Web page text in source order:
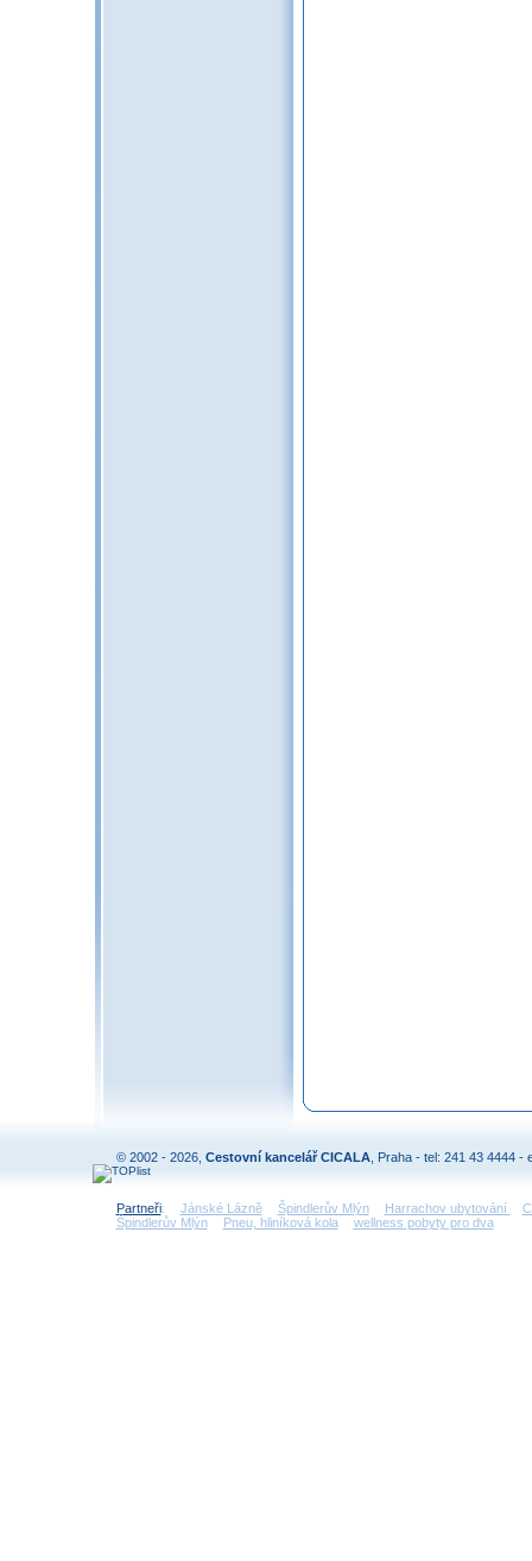
© 2002 - 2026, Cestovní kancelář CICALA , Praha - tel: 241 43 4444 -
Partneři: Jánské Lázně Špindlerův Mlýn Harrachov ubytování
Špindlerův Mlýn
Pneu, hliníková kola wellness pobyty pro dva